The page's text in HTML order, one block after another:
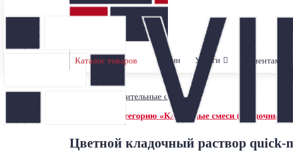
Каталог товаров Акции Услуги Клиентам
Строительные смеси/
← Назад в категорию «Кладочные смеси (кладочные
Цветной кладочный раствор